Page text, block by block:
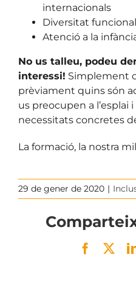
internacionals
Diversitat funcional
Atenció a la
No us talleu, podeu
interessi! Simplement
prèviament quins són
us preocupen a l’esplai i
necessitats concretes
La formació, la nostra
29 de gener de 2020 |
Facebook